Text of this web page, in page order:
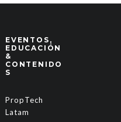
EVENTOS,
EDUCACIÓN
&
CONTENIDO
S
PropTech
Latam